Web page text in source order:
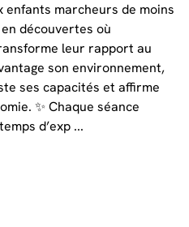
enfants marcheurs de moins
découvertes où
leur rapport au
son environnement,
ses capacités et affirme
✨ Chaque séance
d’exp ...